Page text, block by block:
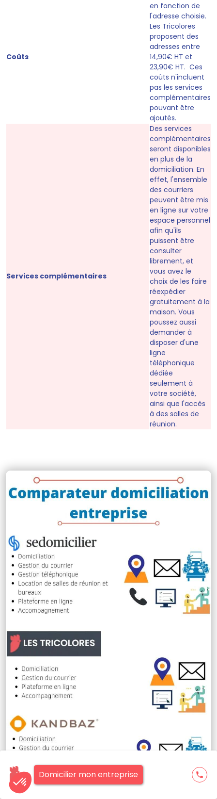
Coûts
en fonction de
l'adresse choisie.
Les Tricolores
proposent des
adresses entre
14,90€ HT et
23,90€ HT. Ces
coûts n'incluent
pas les services
complémentaires
pouvant être
ajoutés.
Services complémentaires
Des services
complémentaires
seront disponibles
en plus de la
domiciliation. En
effet, l'ensemble
des courriers
peuvent être mis
en ligne sur votre
espace personnel
afin qu'ils
puissent être
consulter
librement, et
vous avez le
choix de les faire
réexpédier
gratuitement à la
maison. Vous
poussez aussi
demander à
disposer d'une
ligne
téléphonique
dédiée
seulement à
votre société,
ainsi que l'accès
à des salles de
réunion.
Domicilier mon entreprise phone